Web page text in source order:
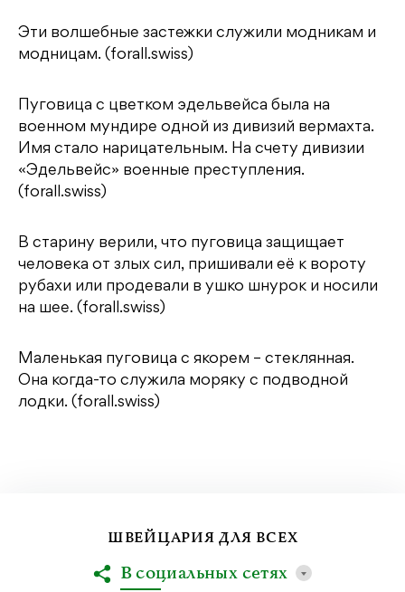
Эти волшебные застежки служили модникам и
модницам. (forall.swiss)
Пуговица с цветком эдельвейса была на
военном мундире одной из дивизий вермахта.
Имя стало нарицательным. На счету дивизии
«Эдельвейс» военные преступления.
(forall.swiss)
В старину верили, что пуговица защищает
человека от злых сил, пришивали её к вороту
рубахи или продевали в ушко шнурок и носили
на шее. (forall.swiss)
Маленькая пуговица с якорем – стеклянная.
Она когда-то служила моряку с подводной
лодки. (forall.swiss)
ШВЕЙЦАРИЯ ДЛЯ ВСЕХ
В социальных сетях